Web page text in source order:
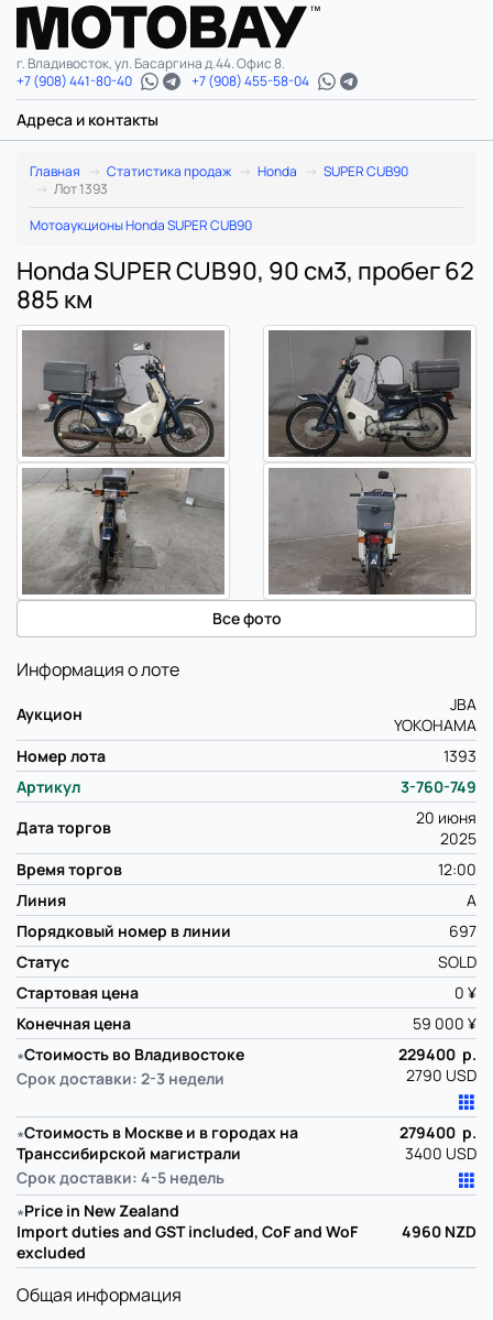
г. Владивосток, ул. Басаргина д.44. Офис 8.
+7 (908) 441-80-40
+7 (908) 455-58-04
Адреса и контакты
Главная Статистика продаж Honda
SUPER CUB90
Лот 1393
Мотоаукционы Honda SUPER CUB90
Honda SUPER CUB90, 90 см3, пробег 62
885 км
Все фото
Информация о лоте
Аукцион
JBA
YOKOHAMA
Номер лота
1393
Артикул
3-760-749
Дата торгов
20 июня
2025
Время торгов
12:00
Линия
A
Порядковый номер в линии
697
Статус
SOLD
Стартовая цена
0 ¥
Конечная цена
59 000 ¥
∗Стоимость во Владивостоке
Срок доставки: 2-3 недели
229400 р.
2790 USD
∗Стоимость в Москве и в городах на
Транссибирской магистрали
Срок доставки: 4-5 недель
279400 р.
3400 USD
∗Price in New Zealand
Import duties and GST included, CoF and WoF
excluded
4960 NZD
Общая информация